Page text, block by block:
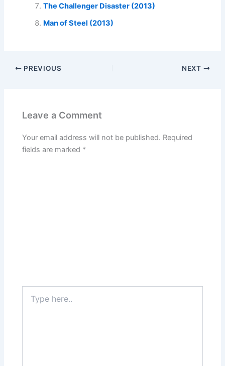
The Challenger Disaster (2013)
Man of Steel (2013)
PREVIOUS NEXT
Leave a Comment
Your email address will not be published. Required
fields are marked *
here..